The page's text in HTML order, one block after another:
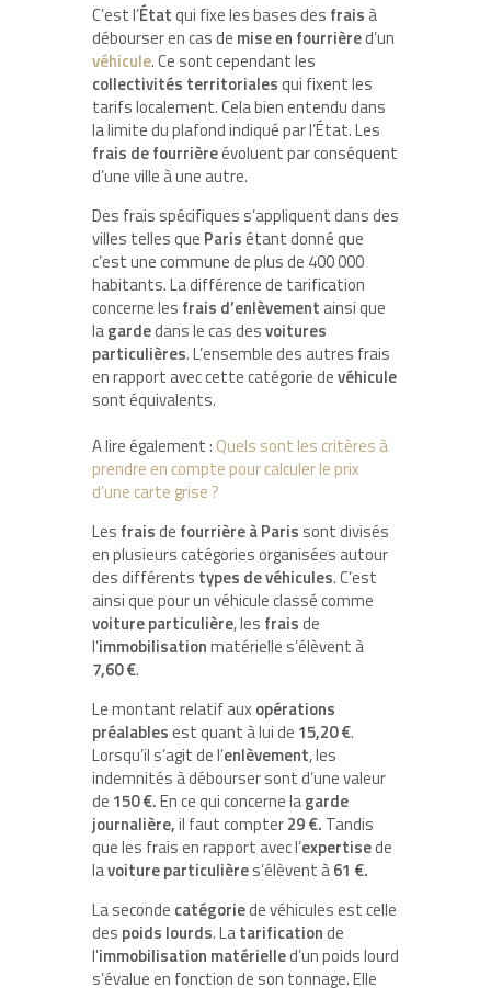
C’est l’Étatqui fixe les bases des frais à
débourser en cas de miseen fourrièred’un
véhicule. Ce sont cependant les
collectivités territorialesqui fixent les
tarifs localement. Cela bien entendu dans
la limite du plafond indiqué par l’État. Les
frais defourrièreévoluent par conséquent
d’une ville à une autre.
Des frais spécifiques s’appliquent dans des
villes telles que Parisétant donné que
c’est une commune de plus de 400 000
habitants. La différence de tarification
concerne les frais d’enlèvement ainsi que
lagardedans le cas desvoitures
particulières. L’ensemble des autres frais
en rapport avec cette catégorie devéhicule
sont équivalents.
A lire également : Quels sont les critères à
prendre en compte pour calculer le prix
d’une carte grise ?
Les fraisde fourrièreàParis sont divisés
en plusieurs catégories organisées autour
des différents types devéhicules. C’est
ainsi que pour un véhicule classé comme
voitureparticulière, les fraisde
l’immobilisationmatérielle s’élèvent à
7,60 €.
Le montant relatif auxopérations
préalablesest quant à lui de 15,20 €.
Lorsqu’il s’agit de l’enlèvement, les
indemnités à débourser sont d’une valeur
de 150€.En ce qui concerne lagarde
journalière,il faut compter29€. Tandis
que les frais en rapport avec l’expertisede
lavoitureparticulières’élèvent à61 €.
La seconde catégoriede véhicules est celle
des poids lourds. Latarificationde
l’immobilisation matérielled’un poids lourd
s’évalue en fonction de son tonnage. Elle